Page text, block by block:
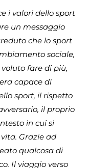
i valori dello sport
un messaggio
che lo sport
sociale,
fare di più,
capace di
sport, il rispetto
il proprio
in cui si
Grazie ad
qualcosa di
Il viaggio verso